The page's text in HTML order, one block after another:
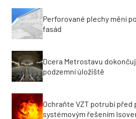
Perforované plechy mění
fasád
Dcera Metrostavu
podzemní úložiště
Ochraňte VZT potrubí před
systémovým řešením